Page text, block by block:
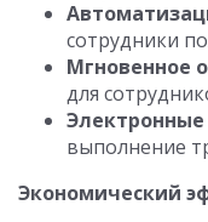
сотрудники
Мгновенное
для
выполнение
Экономический